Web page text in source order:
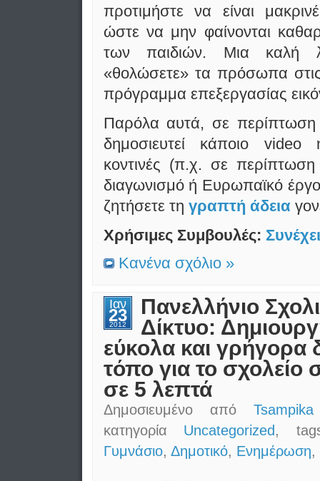
προτιμήστε να είναι
ώστε να μην φαίνονται
των παιδιών. Μια καλή
«θολώσετε» τα πρόσωπα
πρόγραμμα επεξεργασίας
Παρόλα αυτά, σε
δημοσιευτεί κάποιο video
κοντινές (π.χ. σε
διαγωνισμό ή Ευρωπαϊκό
ζητήσετε τη γραπτή άδεια
Χρήσιμες Συμβουλές:
Κανένα σχόλιο »
Ιαν
23
2012
Πανελλήνιο
Δίκτυο:
εύκολα και γρήγορα
τόπο για το σχολείο
σε 5 λεπτά
Δημοσιευμένο από
κατηγορία Uncategorized ,
Γυμνάσιο, Δημοτικό, Ενημέρωση,